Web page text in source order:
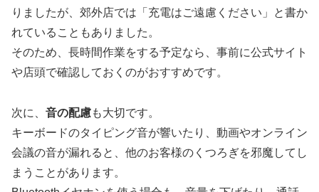
りましたが、郊外店では「充電はご遠慮ください」と書か
れていることもありました。
そのため、長時間作業をする予定なら、事前に公式サイト
や店頭で確認しておくのがおすすめです。
次に、 音の配慮も大切です。
キーボードのタイピング音が響いたり、動画やオンライン
会議の音が漏れると、他のお客様のくつろぎを邪魔してし
まうことがあります。